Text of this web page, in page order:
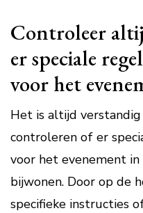
Controleer
er speciale
voor het
Het is altijd
controleren of er
voor het evenement
bijwonen. Door op de
specifieke instructies